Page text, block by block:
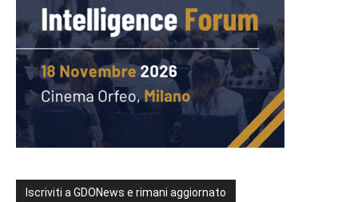
Iscriviti a GDONews e rimani aggiornato